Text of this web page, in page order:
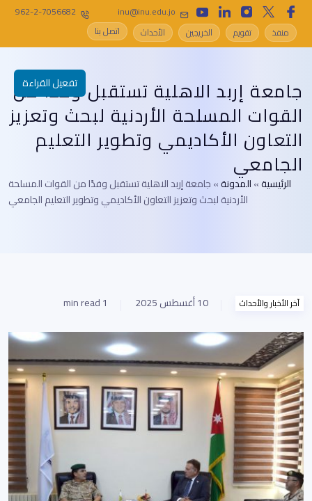
inu@inu.edu.jo
962-2-7056682
منفذ
تقويم الخريجين الأحداث اتصل بنا
جامعة إربد الاهلية تستقبل وفدًا من
القوات المسلحة الأردنية لبحث وتعزيز
التعاون الأكاديمي وتطوير التعليم
الجامعي
الرئيسية»المدونة»جامعة إربد الاهلية تستقبل وفدًا من القوات المسلحة
الأردنية لبحث وتعزيز التعاون الأكاديمي وتطوير التعليم الجامعي
آخر الأخبار والأحداث 10 أغسطس 2025 1 min read
تفعيل القراءة